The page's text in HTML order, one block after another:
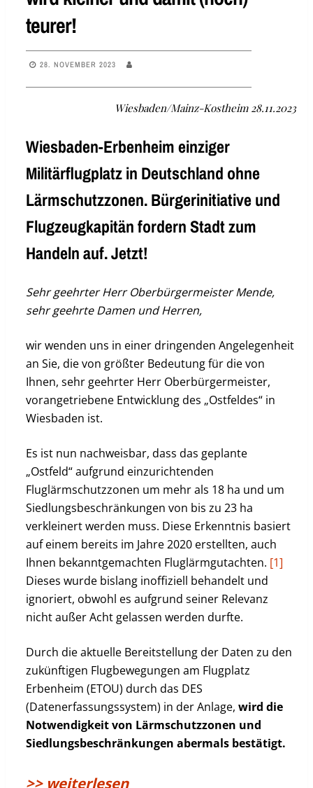
teurer!
28. NOVEMBER 2023
Wiesbaden/Mainz-Kostheim 28.11.2023
Wiesbaden-Erbenheim einziger
Militärflugplatz in Deutschland ohne
Lärmschutzzonen. Bürgerinitiative und
Flugzeugkapitän fordern Stadt zum
Handeln auf. Jetzt!
Sehr geehrter Herr Oberbürgermeister Mende,
sehr geehrte Damen und Herren,
wir wenden uns in einer dringenden Angelegenheit
an Sie, die von größter Bedeutung für die von
Ihnen, sehr geehrter Herr Oberbürgermeister,
vorangetriebene Entwicklung des „Ostfeldes“ in
Wiesbaden ist.
Es ist nun nachweisbar, dass das geplante
„Ostfeld“ aufgrund einzurichtenden
Fluglärmschutzzonen um mehr als 18 ha und um
Siedlungsbeschränkungen von bis zu 23 ha
verkleinert werden muss. Diese Erkenntnis basiert
auf einem bereits im Jahre 2020 erstellten, auch
Ihnen bekanntgemachten Fluglärmgutachten. [1]
Dieses wurde bislang inoffiziell behandelt und
ignoriert, obwohl es aufgrund seiner Relevanz
nicht außer Acht gelassen werden durfte.
Durch die aktuelle Bereitstellung der Daten zu den
zukünftigen Flugbewegungen am Flugplatz
Erbenheim (ETOU) durch das DES
(Datenerfassungssystem) in der Anlage, wird die
Notwendigkeit von Lärmschutzzonen und
Siedlungsbeschränkungen abermals bestätigt.
>> weiterlesen